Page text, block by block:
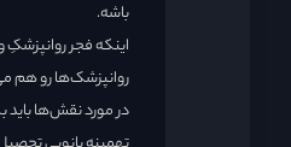
باشه.
اینکه فجر
روانپزشک‌ها رو هم
در مورد نقش‌ها